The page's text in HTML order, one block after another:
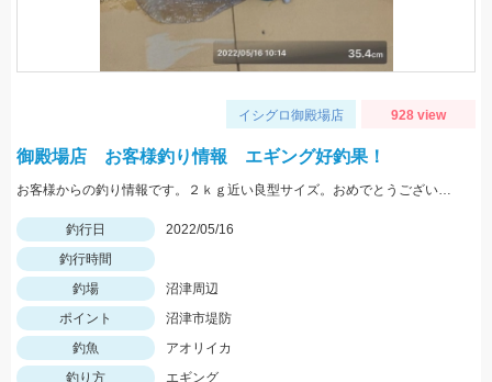
イシグロ御殿場店 928 view
御殿場店 お客様釣り情報 エギング好釣果！
お客様からの釣り情報です。２ｋｇ近い良型サイズ。おめでとうございます。
釣行日
2022/05/16
釣行時間
釣場
沼津周辺
ポイント
沼津市堤防
釣魚
アオリイカ
釣り方
エギング